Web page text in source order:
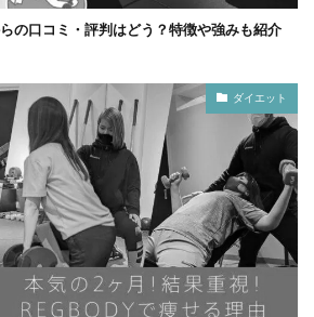
の口コミ・評判はどう？特徴や強みも紹介
ダイエット